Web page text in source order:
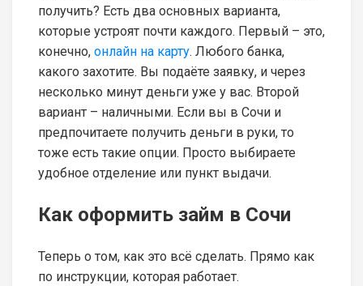
получить? Есть два основных варианта,
которые устроят почти каждого. Первый – это,
конечно, онлайн на карту. Любого банка,
какого захотите. Вы подаёте заявку, и через
несколько минут деньги уже у вас. Второй
вариант – наличными. Если вы в Сочи и
предпочитаете получить деньги в руки, то
тоже есть такие опции. Просто выбираете
удобное отделение или пункт выдачи.
Как оформить займ в Сочи
Теперь о том, как это всё сделать. Прямо как
по инструкции, которая работает.